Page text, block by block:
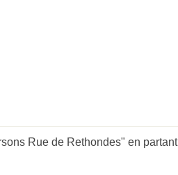
Rue de Rethondes" en partant